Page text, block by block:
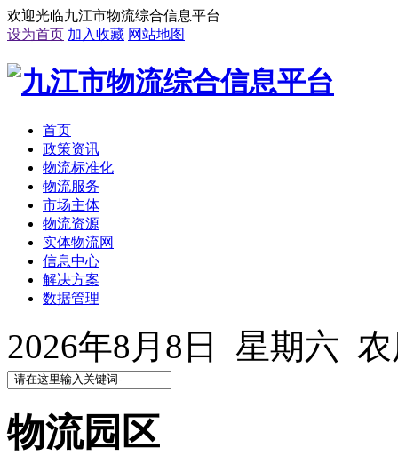
欢迎光临九江市物流综合信息平台
设为首页 加入收藏 网站地图
首页
政策资讯
物流标准化
物流服务
市场主体
物流资源
实体物流网
信息中心
解决方案
数据管理
2026年8月8日 星期六
物流园区